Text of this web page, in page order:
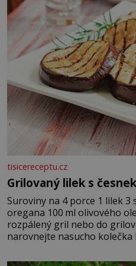
tisicereceptu.cz
Grilovaný lilek s
Suroviny na 4 porce 1 lilek 3 stroužky česneku snítka
oregana 100 ml olivového oleje sůl Postup
rozpálený gril nebo do
narovnejte nasucho kolečka